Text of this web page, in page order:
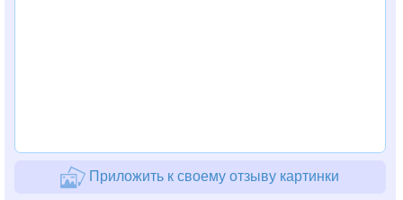
Приложить к своему отзыву картинки